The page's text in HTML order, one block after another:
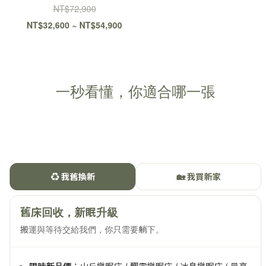
NT$72,900
NT$32,600 ~ NT$54,900
一秒看懂，你適合哪一張
♻️ 我舊換新 🏡 我買新家
舊床回收，新眠升級
搬運與等待交給我們，你只需要躺下。